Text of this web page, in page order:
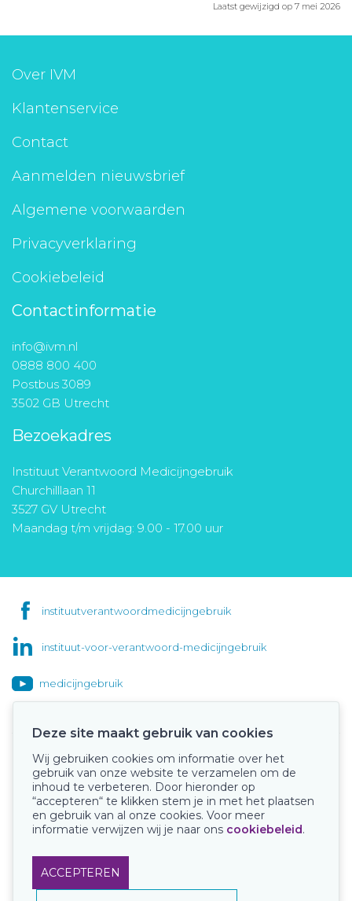
Laatst gewijzigd op 7 mei 2026
Over IVM
Klantenservice
Contact
Aanmelden nieuwsbrief
Algemene voorwaarden
Privacyverklaring
Cookiebeleid
Contactinformatie
info@ivm.nl
0888 800 400
Postbus 3089
3502 GB Utrecht
Bezoekadres
Instituut Verantwoord Medicijngebruik
Churchilllaan 11
3527 GV Utrecht
Maandag t/m vrijdag: 9.00 - 17.00 uur
instituutverantwoordmedicijngebruik
instituut-voor-verantwoord-medicijngebruik
medicijngebruik
Onze keurmerken
Deze site maakt gebruik van cookies
Wij gebruiken cookies om informatie over het
gebruik van onze website te verzamelen om de
inhoud te verbeteren. Door hieronder op
“accepteren“ te klikken stem je in met het plaatsen
en gebruik van al onze cookies. Voor meer
informatie verwijzen wij je naar ons cookiebeleid.
ACCEPTEREN